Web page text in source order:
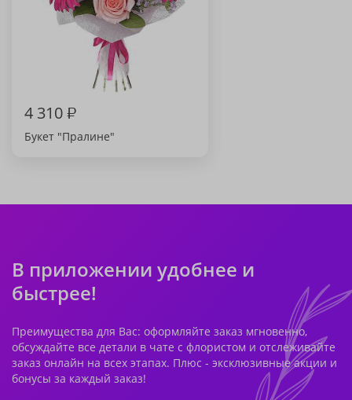
4 310₽
Букет "Пралине"
В приложении удобнее и
быстрее!
Преимущества для Вас: оформляйте заказ мгновенно,
обсуждайте все детали в чате с флористом и отслеживайте
заказ онлайн на всех этапах. Плюс - эксклюзивные акции и
бонусы за каждый заказ!